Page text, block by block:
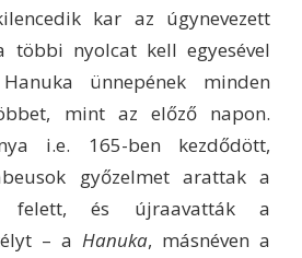
kar az úgynevezett
többi nyolcat kell egyesével
ünnepének minden
mint az előző napon.
i.e. 165-ben kezdődött,
győzelmet arattak a
felett, és újraavatták a
– a Hanuka, másnéven a